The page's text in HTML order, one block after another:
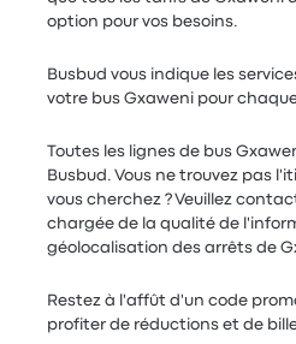
option pour vos besoins.
Busbud vous indique les
votre bus Gxaweni pour
Toutes les lignes de bus
Busbud. Vous ne trouvez pas
vous cherchez ? Veuillez
chargée de la qualité de
géolocalisation des arrêts de
Restez à l'affût d'un code
profiter de réductions et de